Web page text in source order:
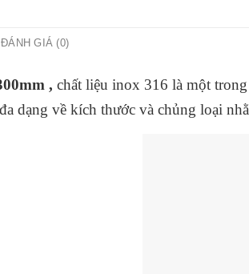
ĐÁNH GIÁ (0)
, chất liệu inox 316 là một
dạng về kích thước và chủng loại